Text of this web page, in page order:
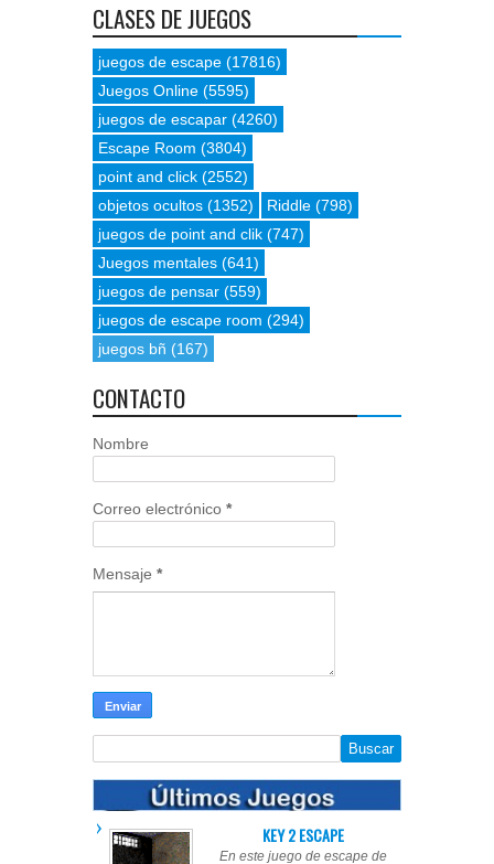
CLASES DE JUEGOS
juegos de escape (17816)
Juegos Online (5595)
juegos de escapar (4260)
Escape Room (3804)
point and click (2552)
objetos ocultos (1352) Riddle (798)
juegos de point and clik (747)
Juegos mentales (641)
juegos de pensar (559)
juegos de escape room (294)
juegos bñ (167)
CONTACTO
Nombre
Correo electrónico *
Mensaje *
KEY 2 ESCAPE
En este juego de escape de